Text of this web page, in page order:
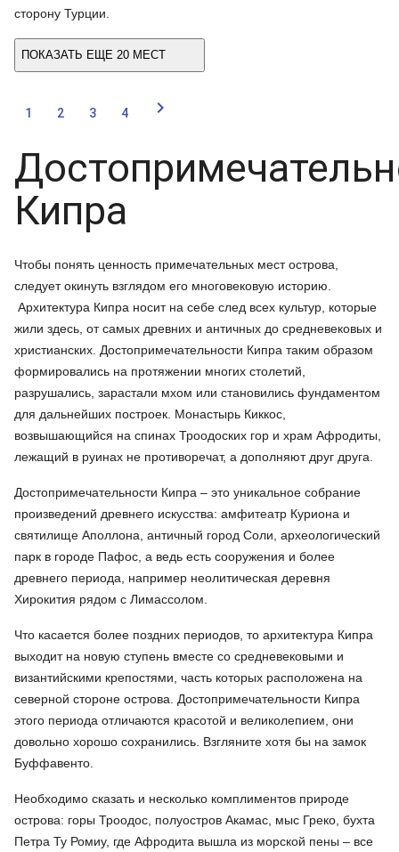
сторону Турции.
ПОКАЗАТЬ ЕЩЕ 20 МЕСТ
1 2 3 4 
Кипра
Чтобы понять ценность примечательных мест острова,
следует окинуть взглядом его многовековую историю.
Архитектура Кипра носит на себе след всех культур, которые
жили здесь, от самых древних и античных до средневековых и
христианских. Достопримечательности Кипра таким образом
формировались на протяжении многих столетий,
разрушались, зарастали мхом или становились фундаментом
для дальнейших построек. Монастырь Киккос,
возвышающийся на спинах Троодоских гор и храм Афродиты,
лежащий в руинах не противоречат, а дополняют друг друга.
Достопримечательности Кипра – это уникальное собрание
произведений древнего искусства: амфитеатр Куриона и
святилище Аполлона, античный город Соли, археологический
парк в городе Пафос, а ведь есть сооружения и более
древнего периода, например неолитическая деревня
Хирокития рядом с Лимассолом.
Что касается более поздних периодов, то архитектура Кипра
выходит на новую ступень вместе со средневековыми и
византийскими крепостями, часть которых расположена на
северной стороне острова. Достопримечательности Кипра
этого периода отличаются красотой и великолепием, они
довольно хорошо сохранились. Взгляните хотя бы на замок
Буффавенто.
Необходимо сказать и несколько комплиментов природе
острова: горы Троодос, полуостров Акамас, мыс Греко, бухта
Петра Ту Ромиу, где Афродита вышла из морской пены – все